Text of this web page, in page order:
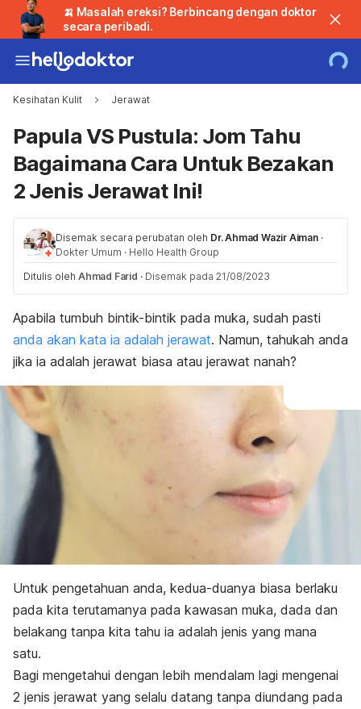
🍌 Masalah ereksi? Berbincang dengan doktor
secara peribadi.
Kesihatan Kulit Jerawat
Papula VS Pustula: Jom Tahu
Bagaimana Cara Untuk Bezakan
2 Jenis Jerawat Ini!
Disemak secara perubatan oleh Dr. Ahmad Wazir Aiman ·
Dokter Umum · Hello Health Group
Ditulis oleh Ahmad Farid · Disemak pada 21/08/2023
Apabila tumbuh bintik-bintik pada muka, sudah pasti
anda akan kata ia adalah jerawat. Namun, tahukah anda
jika ia adalah jerawat biasa atau jerawat nanah?
Untuk pengetahuan anda, kedua-duanya biasa berlaku
pada kita terutamanya pada kawasan muka, dada dan
belakang tanpa kita tahu ia adalah jenis yang mana
satu.
Bagi mengetahui dengan lebih mendalam lagi mengenai
2 jenis jerawat yang selalu datang tanpa diundang pada